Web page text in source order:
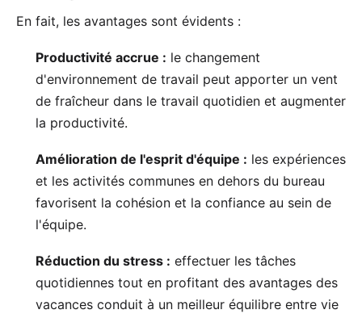
En fait, les avantages sont évidents :
Productivité accrue : le changement
d'environnement de travail peut apporter un vent
de fraîcheur dans le travail quotidien et augmenter
la productivité.
Amélioration de l'esprit d'équipe : les expériences
et les activités communes en dehors du bureau
favorisent la cohésion et la confiance au sein de
l'équipe.
Réduction du stress : effectuer les tâches
quotidiennes tout en profitant des avantages des
vacances conduit à un meilleur équilibre entre vie